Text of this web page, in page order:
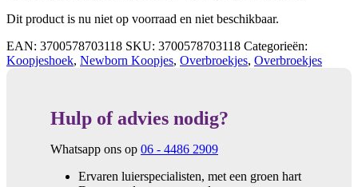
Dit product is nu niet op voorraad en niet beschikbaar.
EAN: 3700578703118 SKU: 3700578703118 Categorieën:
Koopjeshoek, Newborn Koopjes, Overbroekjes, Overbroekjes
Hulp of advies nodig?
Whatsapp ons op 06 - 4486 2909
Ervaren luierspecialisten, met een groen hart